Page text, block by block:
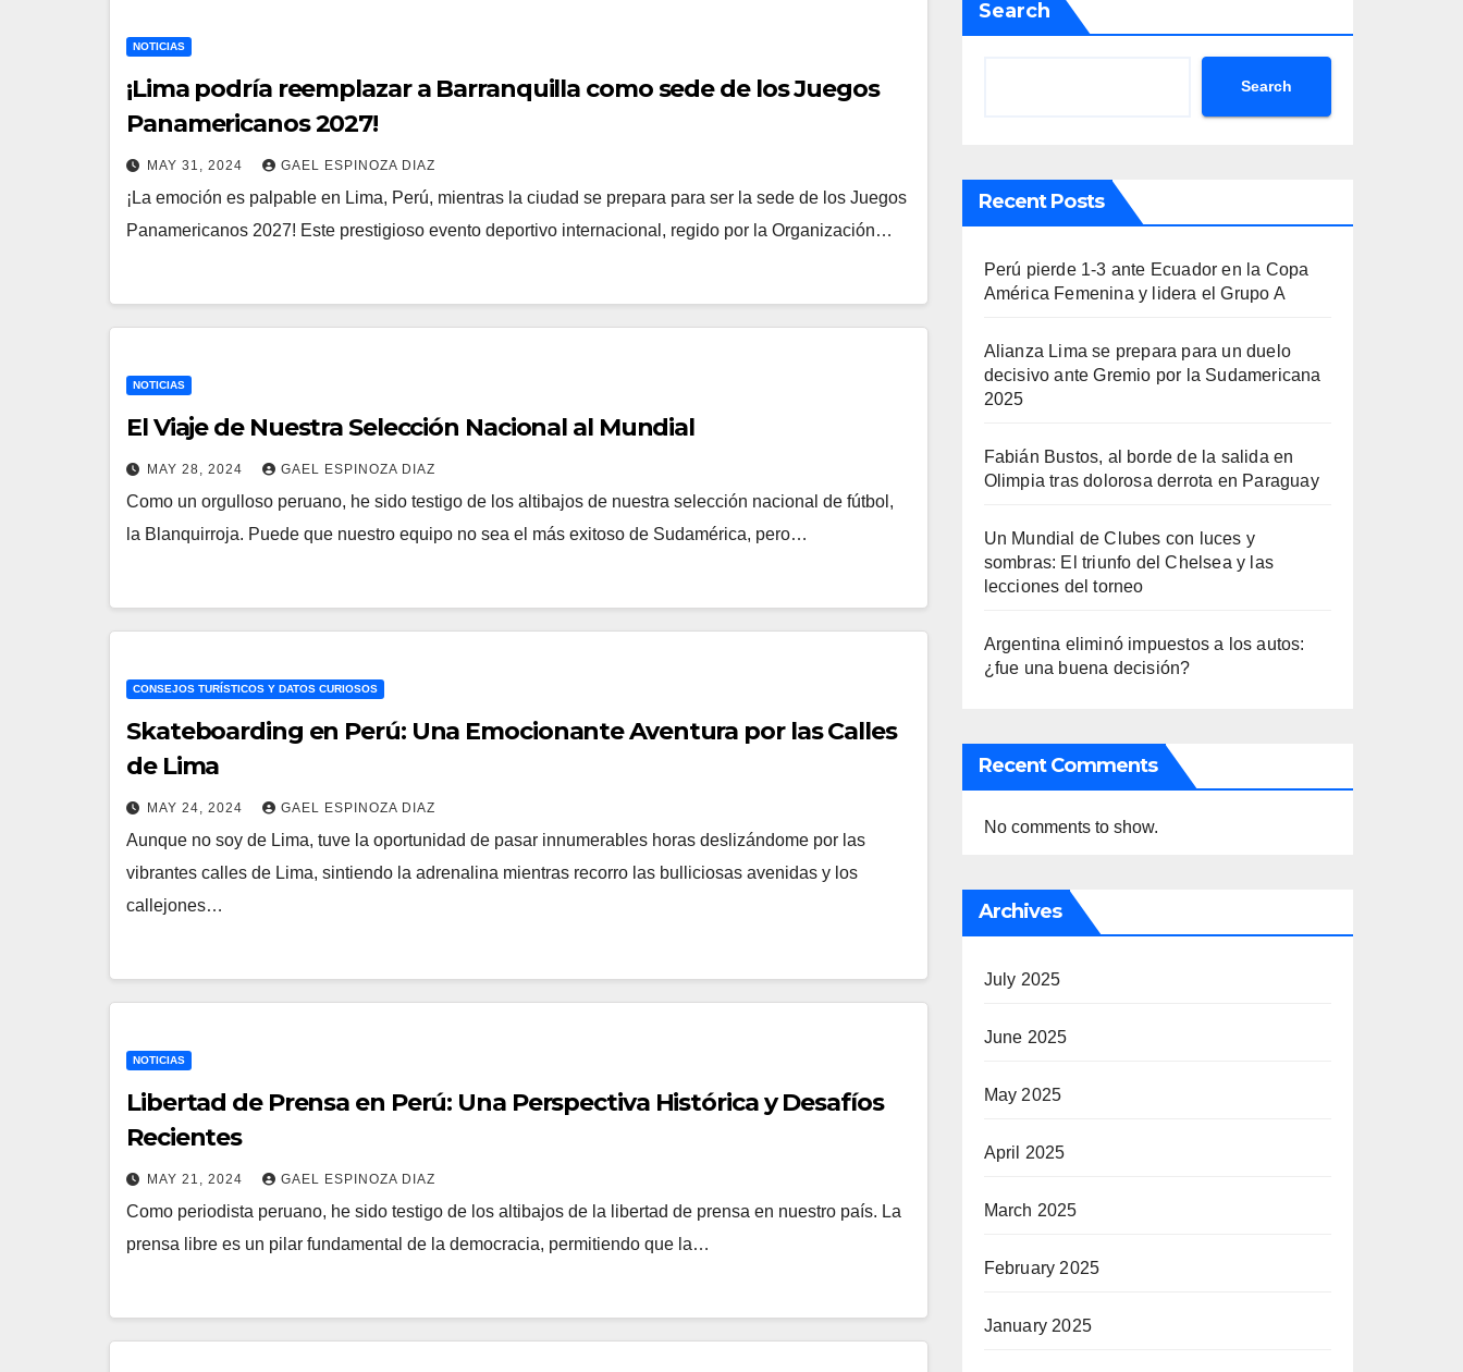
NOTICIAS
¡Lima podría reemplazar a Barranquilla como sede de los Juegos
Panamericanos 2027!
MAY 31, 2024 GAEL ESPINOZA DIAZ
¡La emoción es palpable en Lima, Perú, mientras la ciudad se prepara para ser la sede de los Juegos
Panamericanos 2027! Este prestigioso evento deportivo internacional, regido por la Organización…
NOTICIAS
El Viaje de Nuestra Selección Nacional al Mundial
MAY 28, 2024 GAEL ESPINOZA DIAZ
Como un orgulloso peruano, he sido testigo de los altibajos de nuestra selección nacional de fútbol,
la Blanquirroja. Puede que nuestro equipo no sea el más exitoso de Sudamérica, pero…
CONSEJOS TURÍSTICOS Y DATOS CURIOSOS
Skateboarding en Perú: Una Emocionante Aventura por las Calles
de Lima
MAY 24, 2024 GAEL ESPINOZA DIAZ
Aunque no soy de Lima, tuve la oportunidad de pasar innumerables horas deslizándome por las
vibrantes calles de Lima, sintiendo la adrenalina mientras recorro las bulliciosas avenidas y los
callejones…
NOTICIAS
Libertad de Prensa en Perú: Una Perspectiva Histórica y Desafíos
Recientes
MAY 21, 2024 GAEL ESPINOZA DIAZ
Como periodista peruano, he sido testigo de los altibajos de la libertad de prensa en nuestro país. La
prensa libre es un pilar fundamental de la democracia, permitiendo que la…
Search
Search
Recent Posts
Perú pierde 1-3 ante Ecuador en la Copa
América Femenina y lidera el Grupo A
Alianza Lima se prepara para un duelo
decisivo ante Gremio por la Sudamericana
2025
Fabián Bustos, al borde de la salida en
Olimpia tras dolorosa derrota en Paraguay
Un Mundial de Clubes con luces y
sombras: El triunfo del Chelsea y las
lecciones del torneo
Argentina eliminó impuestos a los autos:
¿fue una buena decisión?
Recent Comments
No comments to show.
Archives
July 2025
June 2025
May 2025
April 2025
March 2025
February 2025
January 2025